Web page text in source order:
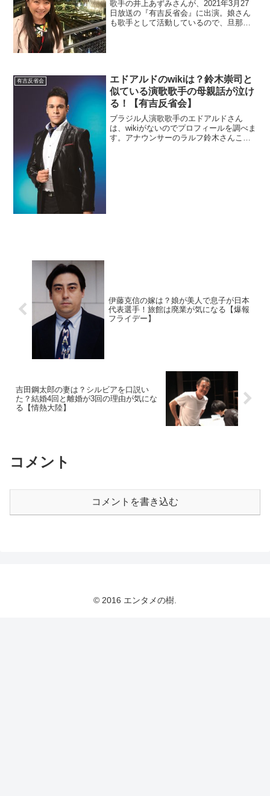
歌手の井上あずみさんが、2021年3月27
日放送の『有吉反省会』に出演。娘さん
も歌手として活動しているので、旦那さ
有吉反省会
エドアルドのwikiは？鈴木崇司と
似ている演歌歌手の母親話が泣け
る！【有吉反省会】
ブラジル人演歌歌手のエドアルドさん
は、wikiがないのでプロフィールを調べま
す。アナウンサーのラルフ鈴木さんこと
伊藤克信の嫁は？娘が美人で息子が日本
代表選手！旅館は廃業が気になる【爆報
フライデー】
吉田鋼太郎の妻は？シルビアを口説い
た？結婚4回と離婚が3回の理由が気にな
る【情熱大陸】
コメント
コメントを書き込む
© 2016 エンタメの樹.